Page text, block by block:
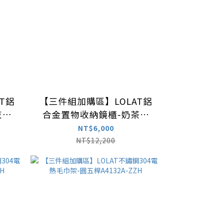
鋁
【三件組加購區】LOLAT鋁
合金置物收納鏡櫃-奶茶色
MA501-KG
NT$6,000
NT$12,200